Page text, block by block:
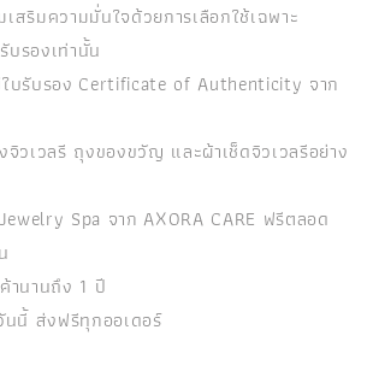
ริมความมั่นใจด้วยการเลือกใช้เฉพาะ
รองเท่านั้น
บรับรอง Certificate of Authenticity จาก
วเวลรี ถุงของขวัญ และผ้าเช็ดจิวเวลรีอย่าง
Spa จาก AXORA CARE ฟรีตลอด
านานถึง 1 ปี
นี้ ส่งฟรีทุกออเดอร์